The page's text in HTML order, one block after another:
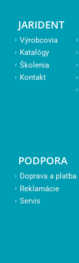
JARIDENT
Výrobcovia
Katalógy
Školenia
Kontakt
PODPORA
Doprava a platba
Reklamácie
Servis